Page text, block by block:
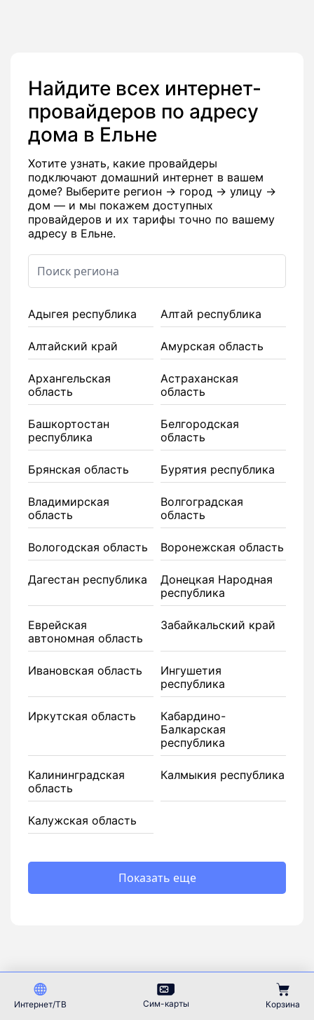
Найдите всех интернет-
провайдеров по адресу
дома в Ельне
Хотите узнать, какие провайдеры
подключают домашний интернет в вашем
доме? Выберите регион → город → улицу →
дом — и мы покажем доступных
провайдеров и их тарифы точно по вашему
адресу в Ельне.
Адыгея республика Алтай республика
Алтайский край Амурская область
Архангельская
область
Астраханская
область
Башкортостан
республика
Белгородская
область
Брянская область Бурятия республика
Владимирская
область
Волгоградская
область
Вологодская область Воронежская область
Дагестан республика
Донецкая Народная
республика
Еврейская
автономная область
Забайкальский край
Ивановская область
Ингушетия
республика
Иркутская область
Кабардино-
Балкарская
республика
Калининградская
область
Калмыкия республика
Калужская область
Показать еще
81289 +
Интернет/ТВ Сим-карты Корзина